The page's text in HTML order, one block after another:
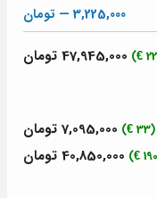
3,225,000 — تومان
47,945,000 تومان
(33 €)
7,095,000 تومان
40,850,000 تومان